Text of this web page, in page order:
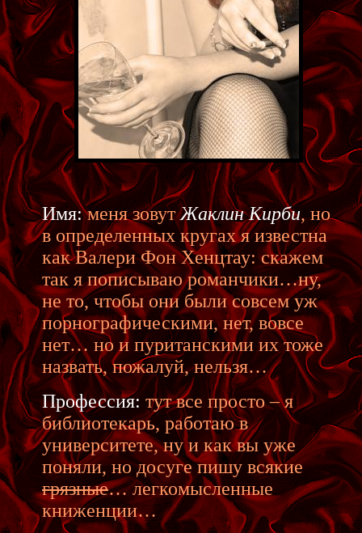
Имя: меня зовутЖаклин Кирби, но
в определенных кругах я известна
как Валери Фон Хенцтау: скажем
так я пописываю романчики…ну,
не то, чтобы они были совсем уж
порнографическими, нет, вовсе
нет… но и пуританскими их тоже
назвать, пожалуй, нельзя…
Профессия:тут все просто – я
библиотекарь, работаю в
университете, ну и как вы уже
поняли, но досуге пишу всякие
грязные… легкомысленные
книженции…